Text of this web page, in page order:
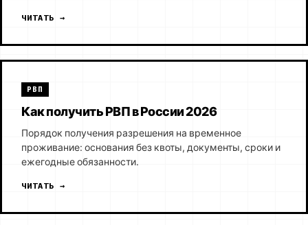
ЧИТАТЬ →
РВП
Как получить РВП в России 2026
Порядок получения разрешения на временное
проживание: основания без квоты, документы, сроки и
ежегодные обязанности.
ЧИТАТЬ →